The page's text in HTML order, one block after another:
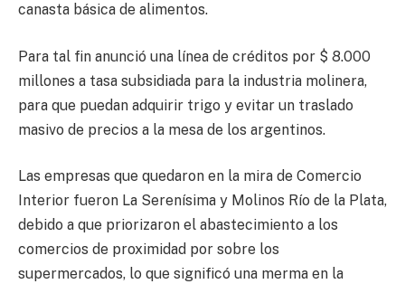
canasta básica de alimentos.
Para tal fin anunció una línea de créditos por $ 8.000
millones a tasa subsidiada para la industria molinera,
para que puedan adquirir trigo y evitar un traslado
masivo de precios a la mesa de los argentinos.
Las empresas que quedaron en la mira de Comercio
Interior fueron La Serenísima y Molinos Río de la Plata,
debido a que priorizaron el abastecimiento a los
comercios de proximidad por sobre los
supermercados, lo que significó una merma en la